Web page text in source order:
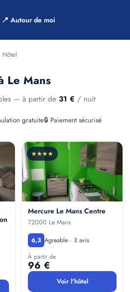
📍 Autour de moi
Hôtel
Le Mans
— à partir de 31 € / nuit
gratuite🔒 Paiement sécurisé
★★★★
Mercure Le Mans Centre
72000 Le Mans
6,3 Agreable · 3 avis
À partir de
96 €
Voir l'hôtel